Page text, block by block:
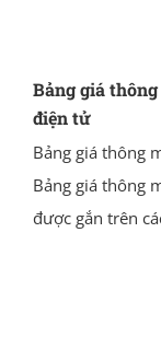
Bảng giá
điện tử
Bảng giá thông
Bảng giá thông
được gắn trên